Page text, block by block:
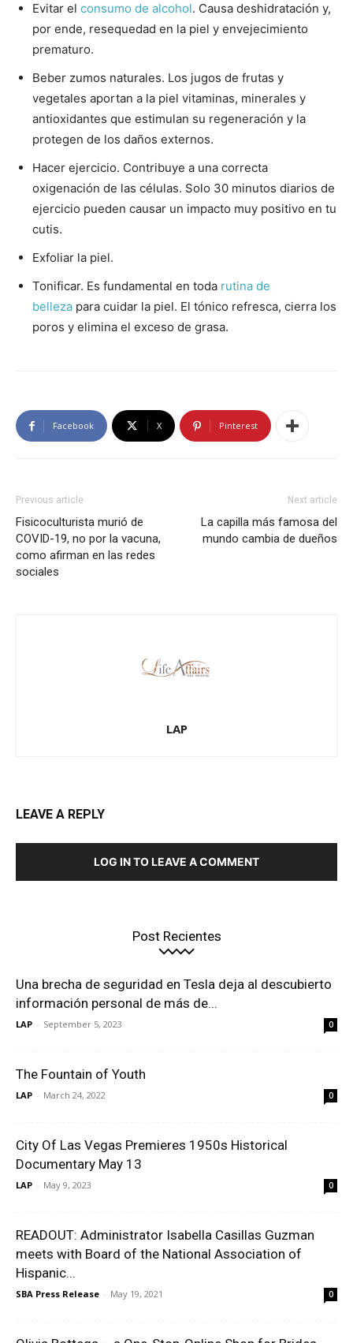
Evitar el consumo de alcohol. Causa deshidratación y,
por ende, resequedad en la piel y envejecimiento
prematuro.
Beber zumos naturales. Los jugos de frutas y
vegetales aportan a la piel vitaminas, minerales y
antioxidantes que estimulan su regeneración y la
protegen de los daños externos.
Hacer ejercicio. Contribuye a una correcta
oxigenación de las células. Solo 30 minutos diarios de
ejercicio pueden causar un impacto muy positivo en tu
cutis.
Exfoliar la piel.
Tonificar. Es fundamental en toda rutina de
belleza para cuidar la piel. El tónico refresca, cierra los
poros y elimina el exceso de grasa.
Facebook X Pinterest
Previous article
Fisicoculturista murió de
COVID-19, no por la vacuna,
como afirman en las redes
sociales
Next article
La capilla más famosa del
mundo cambia de dueños
LAP
LEAVE A REPLY
LOG IN TO LEAVE A COMMENT
Post Recientes
Una brecha de seguridad en Tesla deja al descubierto
información personal de más de...
LAP - September 5, 2023 0
The Fountain of Youth
LAP - March 24, 2022 0
City Of Las Vegas Premieres 1950s Historical
Documentary May 13
LAP - May 9, 2023 0
READOUT: Administrator Isabella Casillas Guzman
meets with Board of the National Association of
Hispanic...
SBA Press Release - May 19, 2021 0